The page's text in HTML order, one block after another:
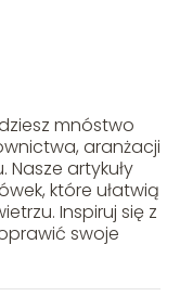
mnóstwo
aranżacji
artykuły
które ułatwią
Inspiruj się z
swoje